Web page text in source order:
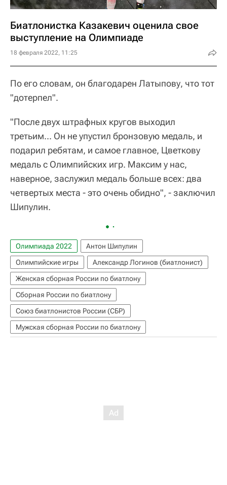
Биатлонистка Казакевич оценила свое
выступление на Олимпиаде
18 февраля 2022, 11:25
По его словам, он благодарен Латыпову, что тот
"дотерпел".
"После двух штрафных кругов выходил
третьим... Он не упустил бронзовую медаль, и
подарил ребятам, и самое главное, Цветкову
медаль с Олимпийских игр. Максим у нас,
наверное, заслужил медаль больше всех: два
четвертых места - это очень обидно", - заключил
Шипулин.
Олимпиада 2022
Антон Шипулин
Олимпийские игры
Александр Логинов (биатлонист)
Женская сборная России по биатлону
Сборная России по биатлону
Союз биатлонистов России (СБР)
Мужская сборная России по биатлону